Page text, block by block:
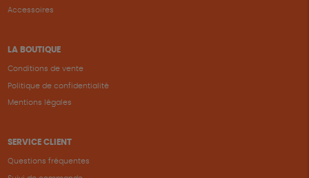
Accessoires
LA BOUTIQUE
Conditions de vente
Politique de confidentialité
Mentions légales
SERVICE CLIENT
Questions fréquentes